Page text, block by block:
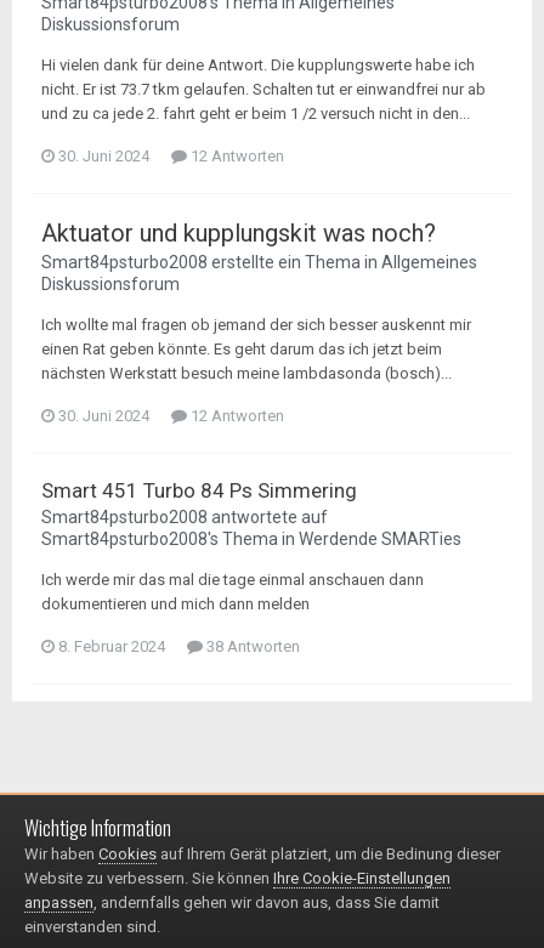
Diskussionsforum
Hi vielen dank für deine Antwort. Die kupplungswerte habe ich
nicht. Er ist 73.7 tkm gelaufen. Schalten tut er einwandfrei nur ab
und zu ca jede 2. fahrt geht er beim 1 /2 versuch nicht in den...
30. Juni 2024 12 Antworten
Aktuator und kupplungskit was noch?
Smart84psturbo2008 erstellte ein Thema in Allgemeines
Diskussionsforum
Ich wollte mal fragen ob jemand der sich besser auskennt mir
einen Rat geben könnte. Es geht darum das ich jetzt beim
nächsten Werkstatt besuch meine lambdasonda (bosch)...
30. Juni 2024 12 Antworten
Smart 451 Turbo 84 Ps Simmering
Smart84psturbo2008 antwortete auf
Smart84psturbo2008's Thema in Werdende SMARTies
Ich werde mir das mal die tage einmal anschauen dann
dokumentieren und mich dann melden
8. Februar 2024 38 Antworten
Impressum / Datenschutzerklärung
© 1999 - 2025
Powered by Invision Community
Wichtige Information
Wir haben Cookies auf Ihrem Gerät platziert, um die Bedinung dieser
Website zu verbessern. Sie können Ihre Cookie-Einstellungen
anpassen, andernfalls gehen wir davon aus, dass Sie damit
einverstanden sind.